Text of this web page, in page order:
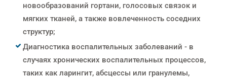
новообразований гортани, голосовых связок и
мягких тканей, а также вовлеченность соседних
структур;
Диагностика воспалительных заболеваний - в
случаях хронических воспалительных процессов,
таких как ларингит, абсцессы или гранулемы,